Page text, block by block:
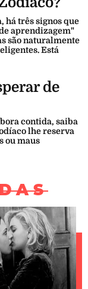
há três signos que
aprendizagem"
são naturalmente
Está
de
contida, saiba
lhe reserva
ou maus